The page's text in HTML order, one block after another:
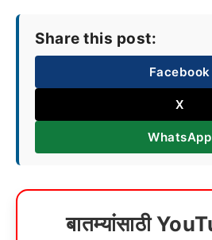
Share this post:
Facebook
X
WhatsApp
बातम्यांसाठी